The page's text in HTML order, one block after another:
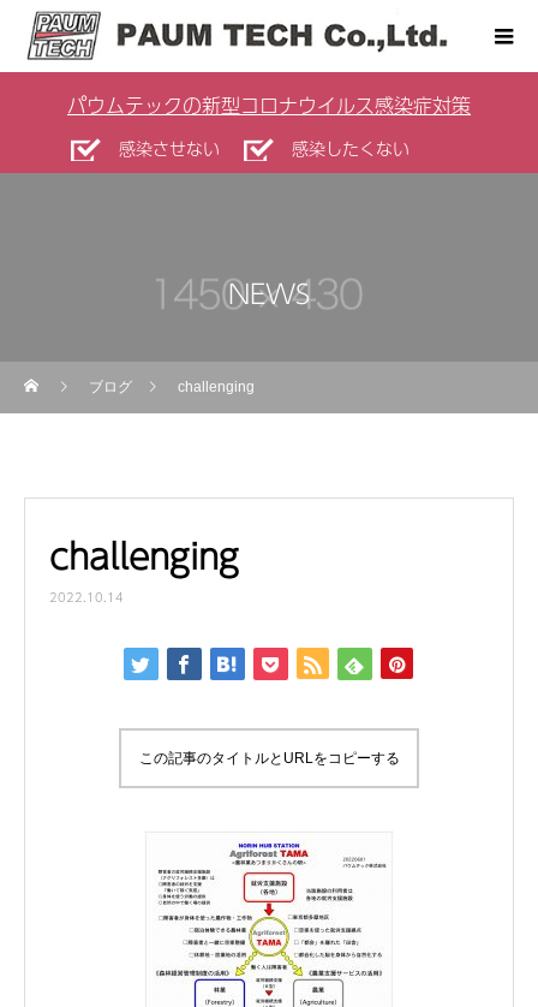
パウムテックの新型コロナウイルス感染症対策
感染させない 感染したくない
NEWS
ブログ challenging
challenging
2022.10.14
この記事のタイトルとURLをコピーする